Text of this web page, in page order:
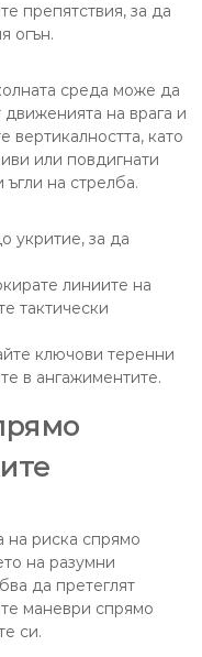
препятствия, за да
огън.
среда може да
на врага и
вертикалността, като
или повдигнати
на стрелба.
укритие, за да
линиите на
тактически
ключови теренни
в ангажиментите.
на риска спрямо
на разумни
да претеглят
маневри спрямо
си.